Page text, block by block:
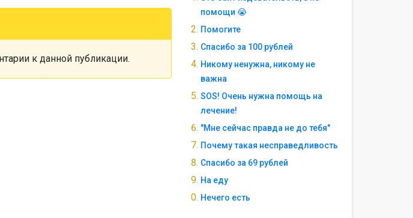
к данной публикации.
помощи 😭
Помогите
Спасибо за 100 рублей
Никому ненужна, никому не
важна
SOS! Очень нужна помощь на
лечение!
"Мне сейчас правда не до тебя"
Почему такая несправедливость
Спасибо за 69 рублей
На еду
Нечего есть